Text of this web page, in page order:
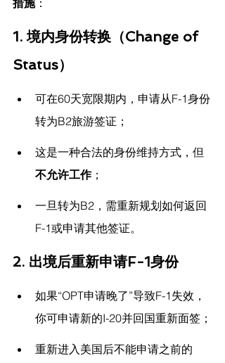
1. 境内身份转换（Change of
Status）
可在60天宽限期内，申请从F-1身份
转为B2旅游签证；
这是一种合法的身份维持方式，但
不允许工作；
一旦转为B2，需重新规划如何返回
F-1或申请其他签证。
2. 出境后重新申请F-1身份
如果“OPT申请晚了”导致F-1失效，
你可申请新的I-20并回国重新面签；
重新进入美国后不能申请之前的